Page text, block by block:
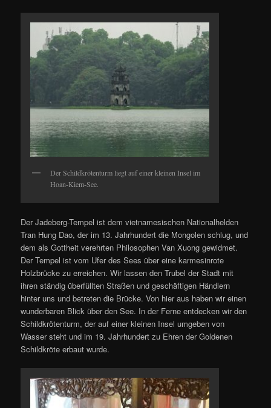
Der Schildkrötenturm liegt auf einer kleinen Insel im
Hoan-Kiem-See.
Der Jadeberg-Tempel ist dem vietnamesischen Nationalhelden
Tran Hung Dao, der im 13. Jahrhundert die Mongolen schlug, und
dem als Gottheit verehrten Philosophen Van Xuong gewidmet.
Der Tempel ist vom Ufer des Sees über eine karmesinrote
Holzbrücke zu erreichen. Wir lassen den Trubel der Stadt mit
ihren ständig überfüllten Straßen und geschäftigen Händlern
hinter uns und betreten die Brücke. Von hier aus haben wir einen
wunderbaren Blick über den See. In der Ferne entdecken wir den
Schildkrötenturm, der auf einer kleinen Insel umgeben von
Wasser steht und im 19. Jahrhundert zu Ehren der Goldenen
Schildkröte erbaut wurde.